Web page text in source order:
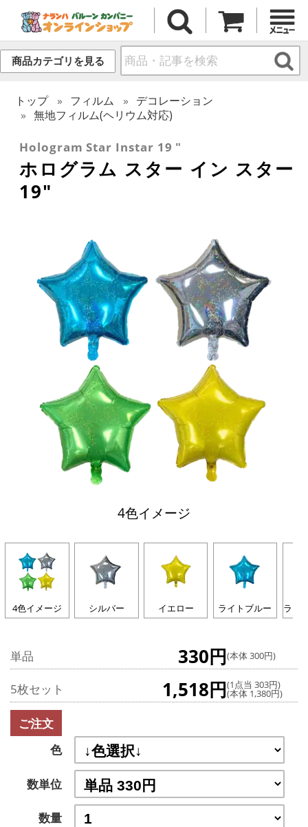
商品カテゴリを見る
トップ フィルム
デコレーション
無地フィルム(ヘリウム対応)
Hologram Star Instar 19 "
ホログラム スター イン スター
19"
4色イメージ
4色イメージ シルバー イエロー ライトブルー ライ
単品 330円(本体 300円)
5枚セット 1,518円(1点当 303円)
(本体 1,380円)
ご注文
色
数単位
数量